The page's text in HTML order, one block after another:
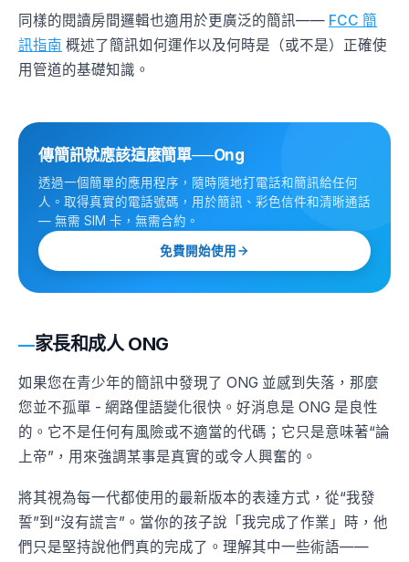
同樣的閱讀房間邏輯也適用於更廣泛的簡訊—— FCC 簡
訊指南 概述了簡訊如何運作以及何時是（或不是）正確使
用管道的基礎知識。
傳簡訊就應該這麼簡單──Ong
透過一個簡單的應用程序，隨時隨地打電話和簡訊給任何
人。取得真實的電話號碼，用於簡訊、彩色信件和清晰通話
— 無需 SIM 卡，無需合約。
免費開始使用
家長和成人 ONG
如果您在青少年的簡訊中發現了 ONG 並感到失落，那麼
您並不孤單 - 網路俚語變化很快。好消息是 ONG 是良性
的。它不是任何有風險或不適當的代碼；它只是意味著“論
上帝”，用來強調某事是真實的或令人興奮的。
將其視為每一代都使用的最新版本的表達方式，從“我發
誓”到“沒有謊言”。當你的孩子說「我完成了作業」時，他
們只是堅持說他們真的完成了。理解其中一些術語——